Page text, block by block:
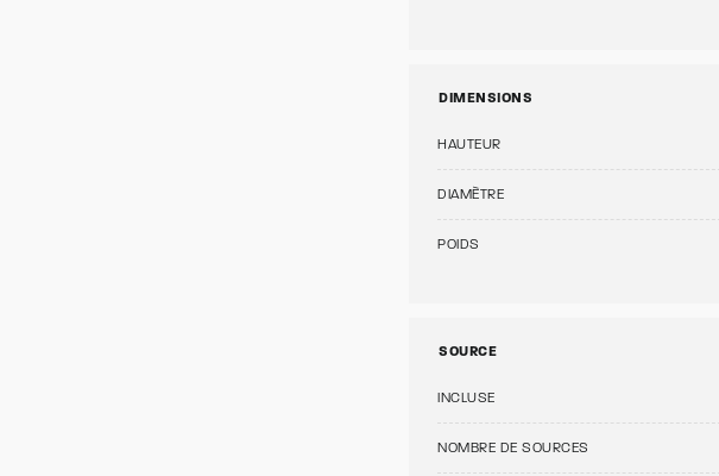
DIMENSIONS
HAUTEUR
DIAMÈTRE
POIDS
SOURCE
INCLUSE
NOMBRE DE SOURCES